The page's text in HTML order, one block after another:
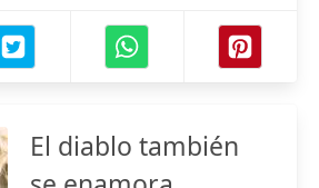
El diablo también